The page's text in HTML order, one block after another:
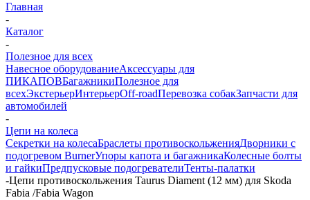
Главная
-
Каталог
-
Полезное для всех
Навесное оборудованиеАксессуары для
ПИКАПОВБагажникиПолезное для
всехЭкстерьерИнтерьерOff-roadПеревозка собакЗапчасти для
автомобилей
-
Цепи на колеса
Секретки на колесаБраслеты противоскольженияДворники с
подогревом BurnerУпоры капота и багажникаКолесные болты
и гайкиПредпусковые подогревателиТенты-палатки
-Цепи противоскольжения Taurus Diament (12 мм) для Skoda
Fabia /Fabia Wagon